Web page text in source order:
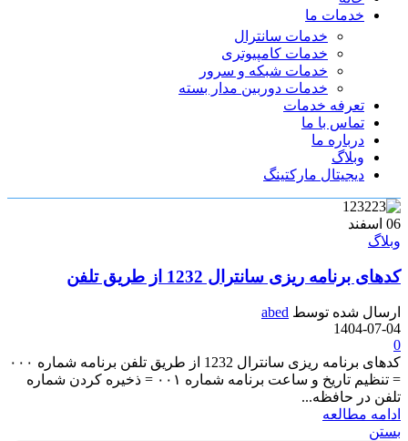
خدمات ما
خدمات سانترال
خدمات کامپیوتری
خدمات شبکه و سرور
خدمات دوربین مدار بسته
تعرفه خدمات
تماس با ما
درباره ما
وبلاگ
دیجیتال مارکتینگ
06 اسفند
وبلاگ
کدهای برنامه ریزی سانترال 1232 از طریق تلفن
ارسال شده توسط abed
1404-07-04
0
کدهای برنامه ریزی سانترال 1232 از طریق تلفن برنامه شماره ۰۰۰
= تنظیم تاریخ و ساعت برنامه شماره ۰۰۱ = ذخیره کردن شماره
تلفن در حافظه...
ادامه مطالعه
بستن